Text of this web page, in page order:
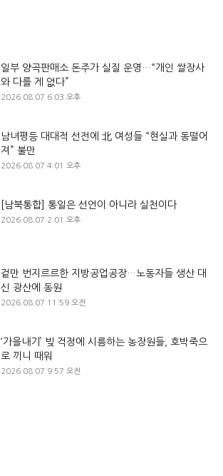
일부 양곡판매소 돈주가 실질 운영…“개인 쌀장사
와 다를 게 없다”
2026.08.07 6:03 오후
남녀평등 대대적 선전에 北 여성들 “현실과 동떨어
져” 불만
2026.08.07 4:01 오후
[남북통합] 통일은 선언이 아니라 실천이다
2026.08.07 2:01 오후
겉만 번지르르한 지방공업공장…노동자들 생산 대
신 광산에 동원
2026.08.07 11:59 오전
‘가을내기’ 빚 걱정에 시름하는 농장원들, 호박죽으
로 끼니 때워
2026.08.07 9:57 오전